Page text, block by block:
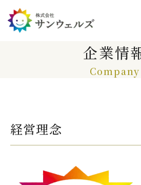
企業情
Company
経営理念